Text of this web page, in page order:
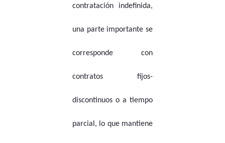
contratación indefinida,
una parte importante se
corresponde con
contratos fijos-
discontinuos o a tiempo
parcial, lo que mantiene